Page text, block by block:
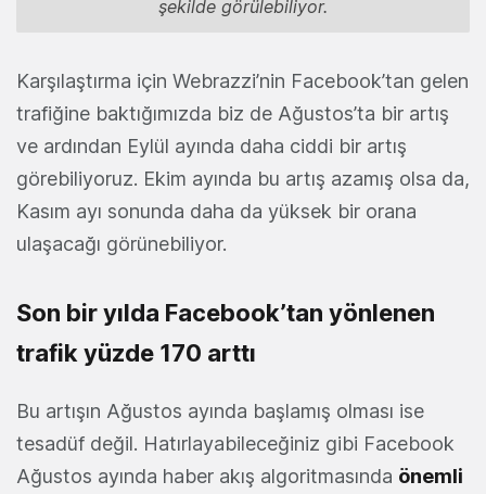
şekilde görülebiliyor.
Karşılaştırma için Webrazzi’nin Facebook’tan gelen
trafiğine baktığımızda biz de Ağustos’ta bir artış
ve ardından Eylül ayında daha ciddi bir artış
görebiliyoruz. Ekim ayında bu artış azamış olsa da,
Kasım ayı sonunda daha da yüksek bir orana
ulaşacağı görünebiliyor.
Son bir yılda Facebook’tan yönlenen
trafik yüzde 170 arttı
Bu artışın Ağustos ayında başlamış olması ise
tesadüf değil. Hatırlayabileceğiniz gibi Facebook
Ağustos ayında haber akış algoritmasında önemli